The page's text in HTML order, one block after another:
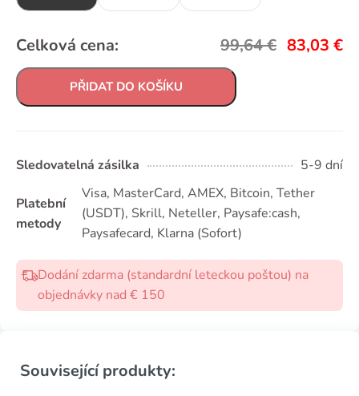
Celková cena: 99,64€ 83,03 €
PŘIDAT DO KOŠÍKU
Sledovatelná zásilka 5-9 dní
Platební
metody
Visa, MasterCard, AMEX, Bitcoin, Tether
(USDТ), Skrill, Neteller, Paysafe:cash,
Paysafecard, Klarna (Sofort)
Dodání zdarma (standardní leteckou poštou) na
objednávky nad € 150
Související produkty: